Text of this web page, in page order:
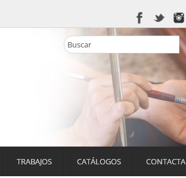
TRABAJOS CATÁLOGOS CONTACTA